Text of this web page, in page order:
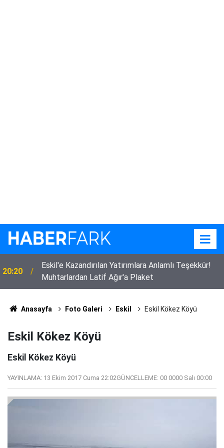
20:20
Eskil'e Kazandırılan Yatırımlara Anlamlı Teşekkür!
Muhtarlardan Latif Ağır'a Plaket
Anasayfa Foto Galeri Eskil Eskil Kökez Köyü
Eskil Kökez Köyü
Eskil Kökez Köyü
YAYINLAMA: 13 Ekim 2017 Cuma 22:02GÜNCELLEME: 00 0000 Salı 00:00